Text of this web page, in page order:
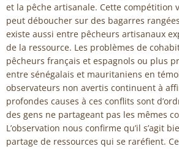
et la pêche artisanale. Cette compétition
peut déboucher sur des bagarres
existe aussi entre pêcheurs artisanaux
de la ressource. Les problèmes de
pêcheurs français et espagnols ou plus
entre sénégalais et mauritaniens en
observateurs non avertis continuent à
profondes causes à ces conflits sont
des gens ne partageant pas les mêmes
L’observation nous confirme qu’il s’agit
partage de ressources qui se raréfient.